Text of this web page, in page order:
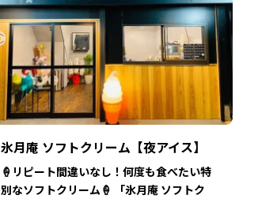
氷月庵 ソフトクリーム【夜アイス】
🍦リピート間違いなし！何度も食べたい特
別なソフトクリーム🍦 「氷月庵 ソフトク